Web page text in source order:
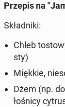
Przepis na
Skład­ni­ki:
Chleb
sty)
Miękkie,
Dżem (np.
ło­śni­cy